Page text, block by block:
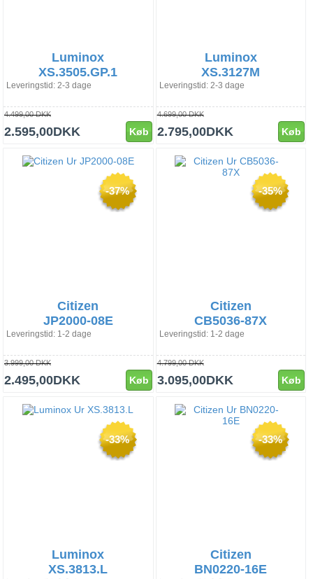
Luminox
XS.3505.GP.1
Leveringstid: 2-3 dage
4.499,00 DKK
2.595,00DKK Køb
Luminox
XS.3127M
Leveringstid: 2-3 dage
4.699,00 DKK
2.795,00DKK Køb
-37%
Citizen
JP2000-08E
Leveringstid: 1-2 dage
3.999,00 DKK
2.495,00DKK Køb
-35%
Citizen
CB5036-87X
Leveringstid: 1-2 dage
4.799,00 DKK
3.095,00DKK Køb
-33%
Luminox
XS.3813.L
-33%
Citizen
BN0220-16E